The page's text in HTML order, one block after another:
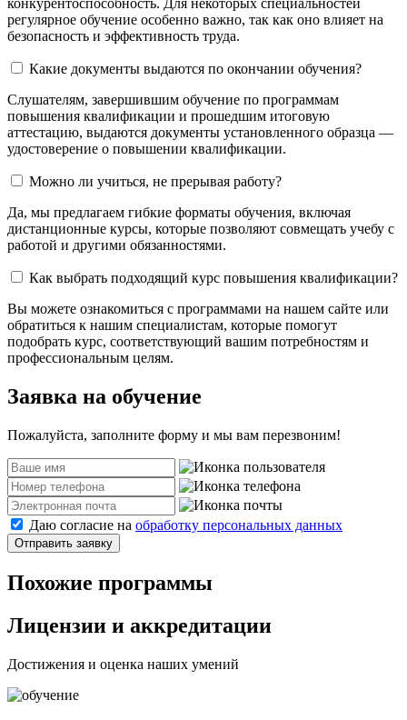
конкурентоспособность. Для некоторых специальностей
регулярное обучение особенно важно, так как оно влияет на
безопасность и эффективность труда.
Какие документы выдаются по окончании обучения?
Слушателям, завершившим обучение по программам
повышения квалификации и прошедшим итоговую
аттестацию, выдаются документы установленного образца —
удостоверение о повышении квалификации.
Можно ли учиться, не прерывая работу?
Да, мы предлагаем гибкие форматы обучения, включая
дистанционные курсы, которые позволяют совмещать учебу с
работой и другими обязанностями.
Как выбрать подходящий курс повышения квалификации?
Вы можете ознакомиться с программами на нашем сайте или
обратиться к нашим специалистам, которые помогут
подобрать курс, соответствующий вашим потребностям и
профессиональным целям.
Заявка на обучение
Пожалуйста, заполните форму и мы вам перезвоним!
Даю согласие на обработку персональных данных
Отправить заявку
Похожие программы
Лицензии и аккредитации
Достижения и оценка наших умений